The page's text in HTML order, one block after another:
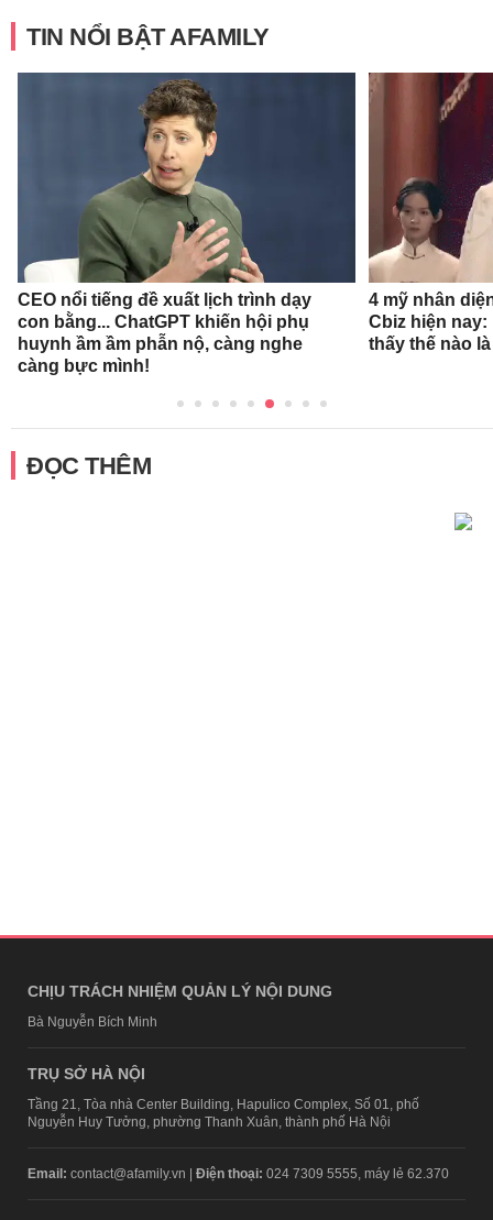
TIN NỔI BẬT AFAMILY
CEO nổi tiếng đề xuất lịch trình dạy
con bằng... ChatGPT khiến hội phụ
huynh ầm ầm phẫn nộ, càng nghe
càng bực mình!
4 mỹ nhân
Cbiz hiện nay:
thấy thế nào
ĐỌC THÊM
CHỊU TRÁCH NHIỆM QUẢN LÝ NỘI DUNG
Bà Nguyễn Bích Minh
TRỤ SỞ HÀ NỘI
Tầng 21, Tòa nhà Center Building, Hapulico Complex, Số 01, phố
Nguyễn Huy Tưởng, phường Thanh Xuân, thành phố Hà Nội
Email: contact@afamily.vn | Điện thoại: 024 7309 5555, máy lẻ 62.370